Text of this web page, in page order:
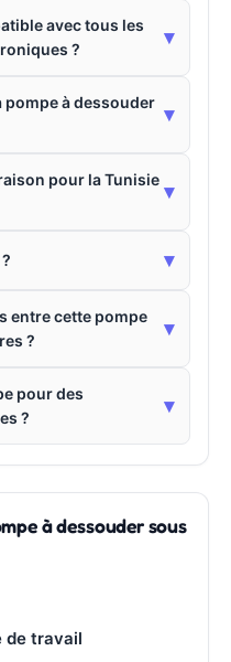
avec tous les
?
▾
à dessouder
▾
pour la Tunisie
▾
▾
entre cette pompe
?
▾
pour des
?
▾
à dessouder sous
de travail